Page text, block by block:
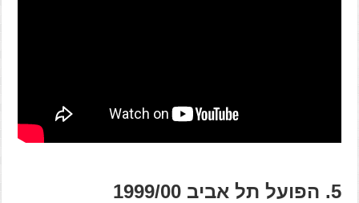
5. הפועל תל אביב 1999/00